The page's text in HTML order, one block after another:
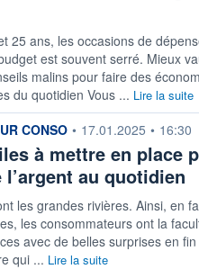
25 ans, les occasions de
est souvent serré. Mieux
malins pour faire des
du quotidien Vous ... Lire la suite
CONSO • 17.01.2025 • 16:30
à mettre en place
au quotidien
les grandes rivières. Ainsi, en
les consommateurs ont la
avec de belles surprises en
qui ... Lire la suite